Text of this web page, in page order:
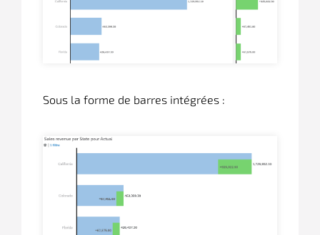
Sous la forme de barres intégrées :